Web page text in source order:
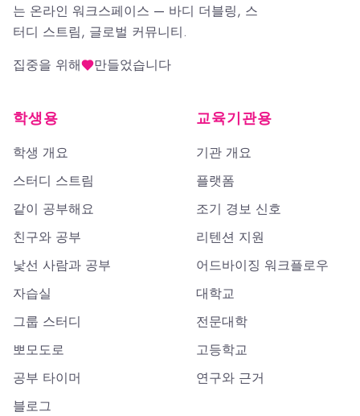
는 온라인 워크스페이스 — 바디 더블링, 스
터디 스트림, 글로벌 커뮤니티.
집중을 위해
만들었습니다
학생용
학생 개요
스터디 스트림
같이 공부해요
친구와 공부
낯선 사람과 공부
자습실
그룹 스터디
뽀모도로
공부 타이머
블로그
교육기관용
기관 개요
플랫폼
조기 경보 신호
리텐션 지원
어드바이징 워크플로우
대학교
전문대학
고등학교
연구와 근거